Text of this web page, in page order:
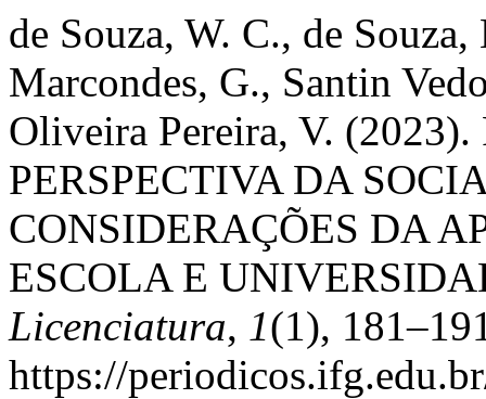
de Souza, W. C., de
Marcondes, G., Santin
Oliveira Pereira, V.
PERSPECTIVA DA
CONSIDERAÇÕES DA
ESCOLA E
Licenciatura, 1(1),
https://